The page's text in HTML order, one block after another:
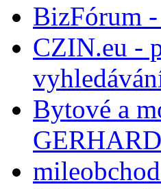
BizFórum
CZIN.eu -
Bytové a